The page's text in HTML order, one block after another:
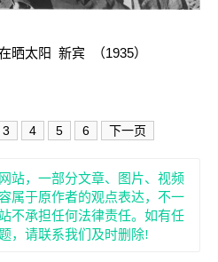
晒太阳 新宾 （1935）
3 4 5 6 下一页
站，一部分文章、图片、视频
属于原作者的观点表达，不一
不承担任何法律责任。如有任
，请联系我们及时删除!